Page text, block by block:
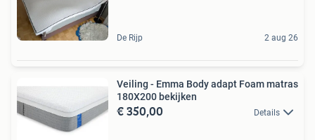
De Rijp 2 aug 26
Veiling - Emma Body adapt Foam matras
180X200 bekijken
€ 350,00 Details